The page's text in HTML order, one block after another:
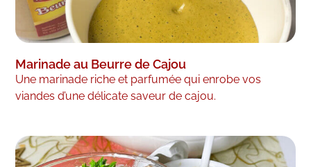
Marinade au Beurre de Cajou
Une marinade riche et parfumée qui enrobe vos
viandes d’une délicate saveur de cajou.